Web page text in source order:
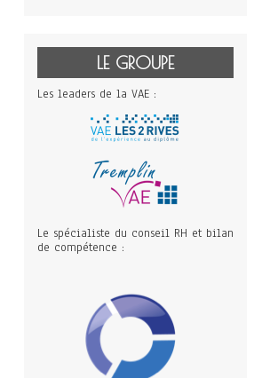
LE GROUPE
Les leaders de la VAE :
Le spécialiste du conseil RH et bilan
de compétence :